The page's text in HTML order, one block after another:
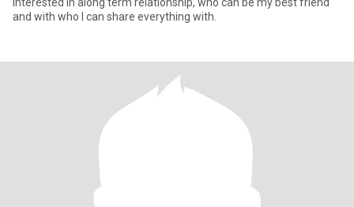
and with who I can share everything with.